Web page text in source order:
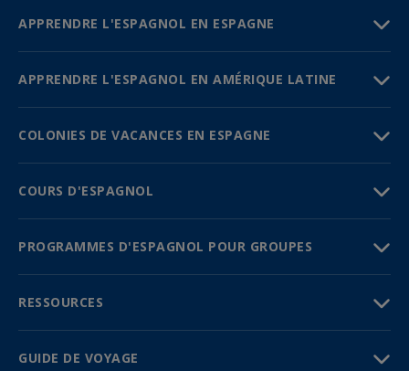
APPRENDRE L'ESPAGNOL EN ESPAGNE
APPRENDRE L'ESPAGNOL EN AMÉRIQUE LATINE
COLONIES DE VACANCES EN ESPAGNE
COURS D'ESPAGNOL
PROGRAMMES D'ESPAGNOL POUR GROUPES
RESSOURCES
GUIDE DE VOYAGE